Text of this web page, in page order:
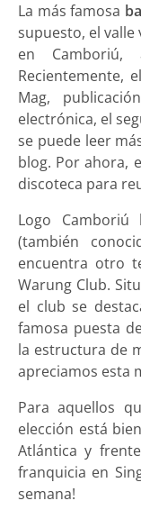
La más famosa
supuesto, el
en
Recientemente,
Mag,
electrónica, el
se puede leer
blog. Por ahora,
discoteca para
Logo
(también
encuentra otro
Warung Club.
el club se
famosa puesta
la estructura de
apreciamos esta
Para aquellos
elección está
Atlántica y
franquicia en
semana!